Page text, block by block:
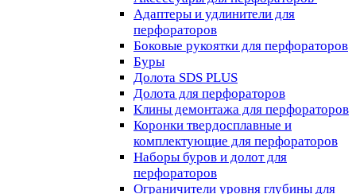
Адаптеры и удлинители для
перфораторов
Боковые рукоятки для перфораторов
Буры
Долота SDS PLUS
Долота для перфораторов
Клины демонтажа для перфораторов
Коронки твердосплавные и
комплектующие для перфораторов
Наборы буров и долот для
перфораторов
Ограничители уровня глубины для